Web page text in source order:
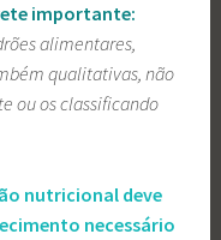
importante:
alimentares,
qualitativas, não
ou os classificando
nutricional deve
necessário